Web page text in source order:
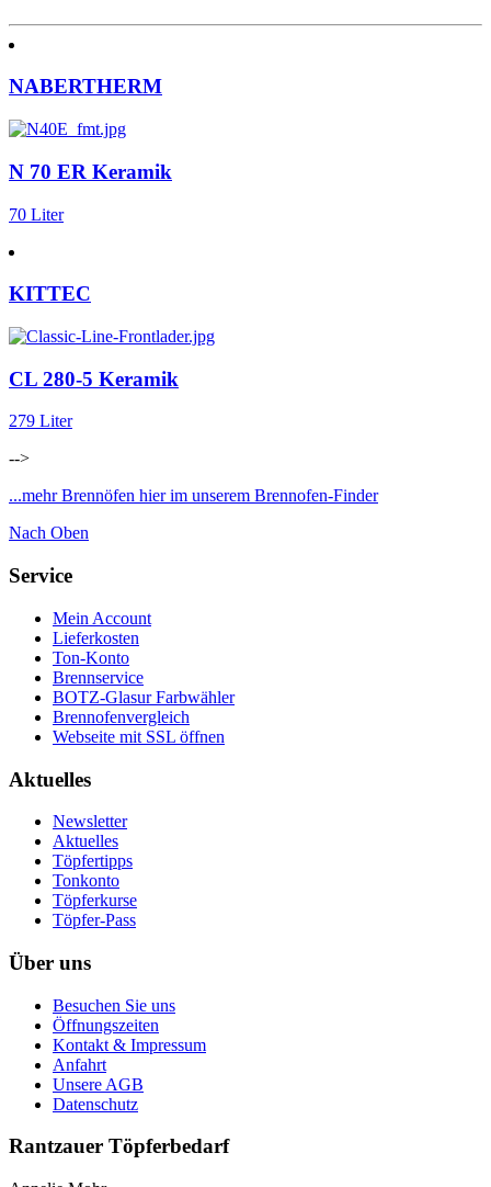
NABERTHERM
N 70 ER Keramik
70 Liter
KITTEC
CL 280-5 Keramik
279 Liter
-->
...mehr Brennöfen hier im unserem Brennofen-Finder
Nach Oben
Service
Mein Account
Lieferkosten
Ton-Konto
Brennservice
BOTZ-Glasur Farbwähler
Brennofenvergleich
Webseite mit SSL öffnen
Aktuelles
Newsletter
Aktuelles
Töpfertipps
Tonkonto
Töpferkurse
Töpfer-Pass
Über uns
Besuchen Sie uns
Öffnungszeiten
Kontakt & Impressum
Anfahrt
Unsere AGB
Datenschutz
Rantzauer Töpferbedarf